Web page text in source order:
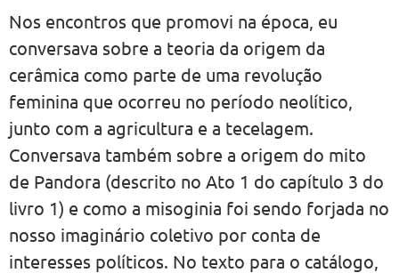
Nos encontros que promovi na época, eu
conversava sobre a teoria da origem da
cerâmica como parte de uma revolução
feminina que ocorreu no período neolítico,
junto com a agricultura e a tecelagem.
Conversava também sobre a origem do mito
de Pandora (descrito no Ato 1 do capítulo 3 do
livro 1) e como a misoginia foi sendo forjada no
nosso imaginário coletivo por conta de
interesses políticos. No texto para o catálogo,